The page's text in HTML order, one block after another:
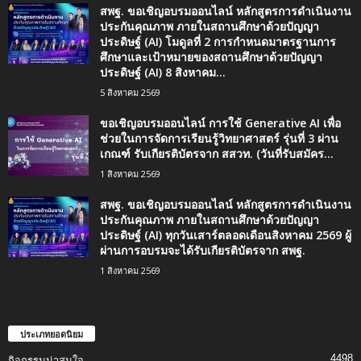
สพฐ. ขอเชิญอบรมออนไลน์ หลักสูตรการดำเนินงาน
ประกันคุณภาพ ภายในสถานศึกษาด้วยปัญญา
ประดิษฐ์ (AI) โมดูลที่ 2 การกำหนดมาตรฐานการ
ศึกษาและเป้าหมายของสถานศึกษาด้วยปัญญา
ประดิษฐ์ (AI) 8 สิงหาคม...
5 สิงหาคม 2569
ขอเชิญอบรมออนไลน์ การใช้ Generative AI เพื่อ
ช่วยในการจัดการเรียนรู้วิทยาศาสตร์ รุ่นที่ 3 ผ่าน
เกณฑ์ รับเกียรติบัตรจาก สสวท. (วันที่รับสมัคร...
1 สิงหาคม 2569
สพฐ. ขอเชิญอบรมออนไลน์ หลักสูตรการดำเนินงาน
ประกันคุณภาพ ภายในสถานศึกษาด้วยปัญญา
ประดิษฐ์ (AI) ทุกวันเสาร์ตลอดเดือนสิงหาคม 2569 ผู้
ผ่านการอบรมจะได้รับเกียรติบัตรจาก สพฐ.
1 สิงหาคม 2569
ประเภทยอดนิยม
4498